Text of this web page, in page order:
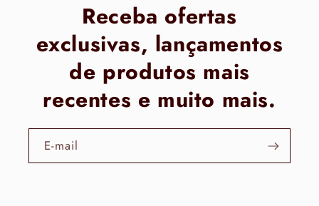
Receba ofertas
exclusivas, lançamentos
de produtos mais
recentes e muito mais.
E-mail